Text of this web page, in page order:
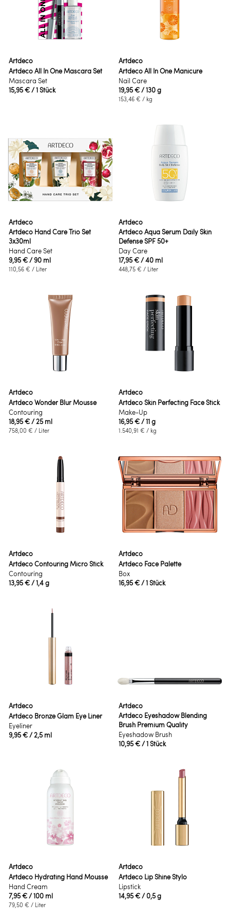
Artdeco
Artdeco All In One Mascara Set
Mascara Set
15,95 €/ 1 Stück
Artdeco
Artdeco All In One Manicure
Nail Care
19,95 €/ 130 g
153,46 € / kg
Artdeco
Artdeco Hand Care Trio Set
3x30ml
Hand Care Set
9,95 €/ 90 ml
110,56 € / Liter
Artdeco
Artdeco Aqua Serum Daily Skin
Defense SPF 50+
Day Care
17,95 €/ 40 ml
448,75 € / Liter
Artdeco
Artdeco Wonder Blur Mousse
Contouring
18,95 €/ 25 ml
758,00 € / Liter
Artdeco
Artdeco Skin Perfecting Face Stick
Make-Up
16,95 €/ 11 g
1.540,91 € / kg
Artdeco
Artdeco Contouring Micro Stick
Contouring
13,95 €/ 1,4 g
Artdeco
Artdeco Face Palette
Box
16,95 €/ 1 Stück
Artdeco
Artdeco Bronze Glam Eye Liner
Eyeliner
9,95 €/ 2,5 ml
Artdeco
Artdeco Eyeshadow Blending
Brush Premium Quality
Eyeshadow Brush
10,95 €/ 1 Stück
Artdeco
Artdeco Hydrating Hand Mousse
Hand Cream
7,95 €/ 100 ml
79,50 € / Liter
Artdeco
Artdeco Lip Shine Stylo
Lipstick
14,95 €/ 0,5 g